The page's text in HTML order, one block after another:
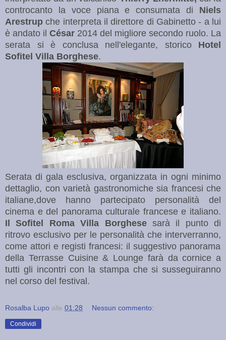
controcanto la voce piana e consumata di Niels
Arestrup che interpreta il direttore di Gabinetto - a lui
è andato il César 2014 del migliore secondo ruolo. La
serata si è conclusa nell'elegante, storico Hotel
Sofitel Villa Borghese.
Serata di gala esclusiva, organizzata in ogni minimo
dettaglio, con varietà gastronomiche sia francesi che
italiane,dove hanno partecipato personalità del
cinema e del panorama culturale francese e italiano.
Il Sofitel Roma Villa Borghese sarà il punto di
ritrovo esclusivo per le personalità che interverranno,
come attori e registi francesi: il suggestivo panorama
della Terrasse Cuisine & Lounge farà da cornice a
tutti gli incontri con la stampa che si susseguiranno
nel corso del festival.
Rosalba Lupo alle 01:28 Nessun commento:
Condividi